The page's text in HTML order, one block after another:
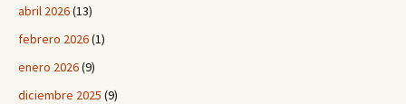
abril 2026(13)
febrero 2026(1)
enero 2026(9)
diciembre 2025 (9)